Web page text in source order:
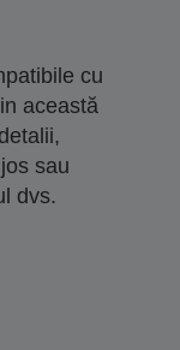
cu
această
sau
dvs.